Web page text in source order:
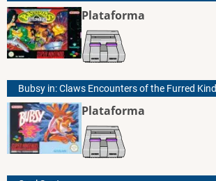
Plataforma
Bubsy in: Claws Encounters of the Furred Kind
Plataforma